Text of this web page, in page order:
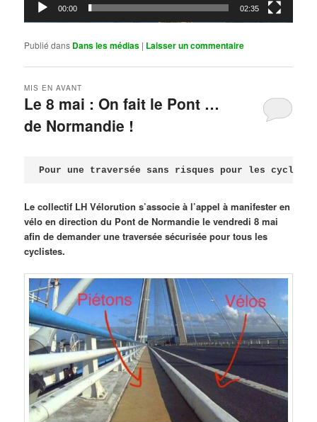
00:00 02:35
Publié dans Dans les médias | Laisser un commentaire
Le 8 mai : On fait le Pont …
de Normandie !
MIS EN AVANT
Pour une traversée sans risques pour les
Le collectif LH Vélorution s’associe à l’appel à manifester en
vélo en direction du Pont de Normandie le vendredi 8 mai
afin de demander une traversée sécurisée pour tous les
cyclistes.